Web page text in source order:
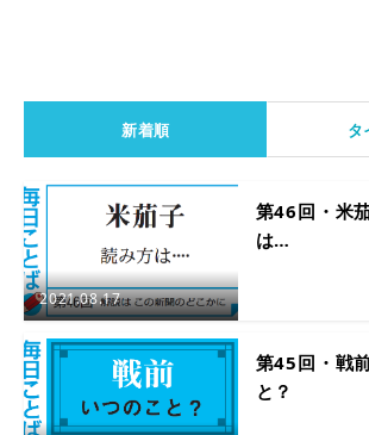
新着順 タ
2021.08.17
第46回・米
は…
第45回・戦
と？